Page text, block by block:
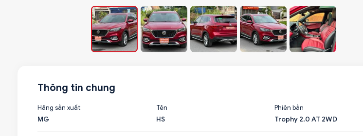
Thông tin chung
Hãng sản xuất
MG
Tên
HS
Phiên bản
Trophy 2.0 AT 2WD